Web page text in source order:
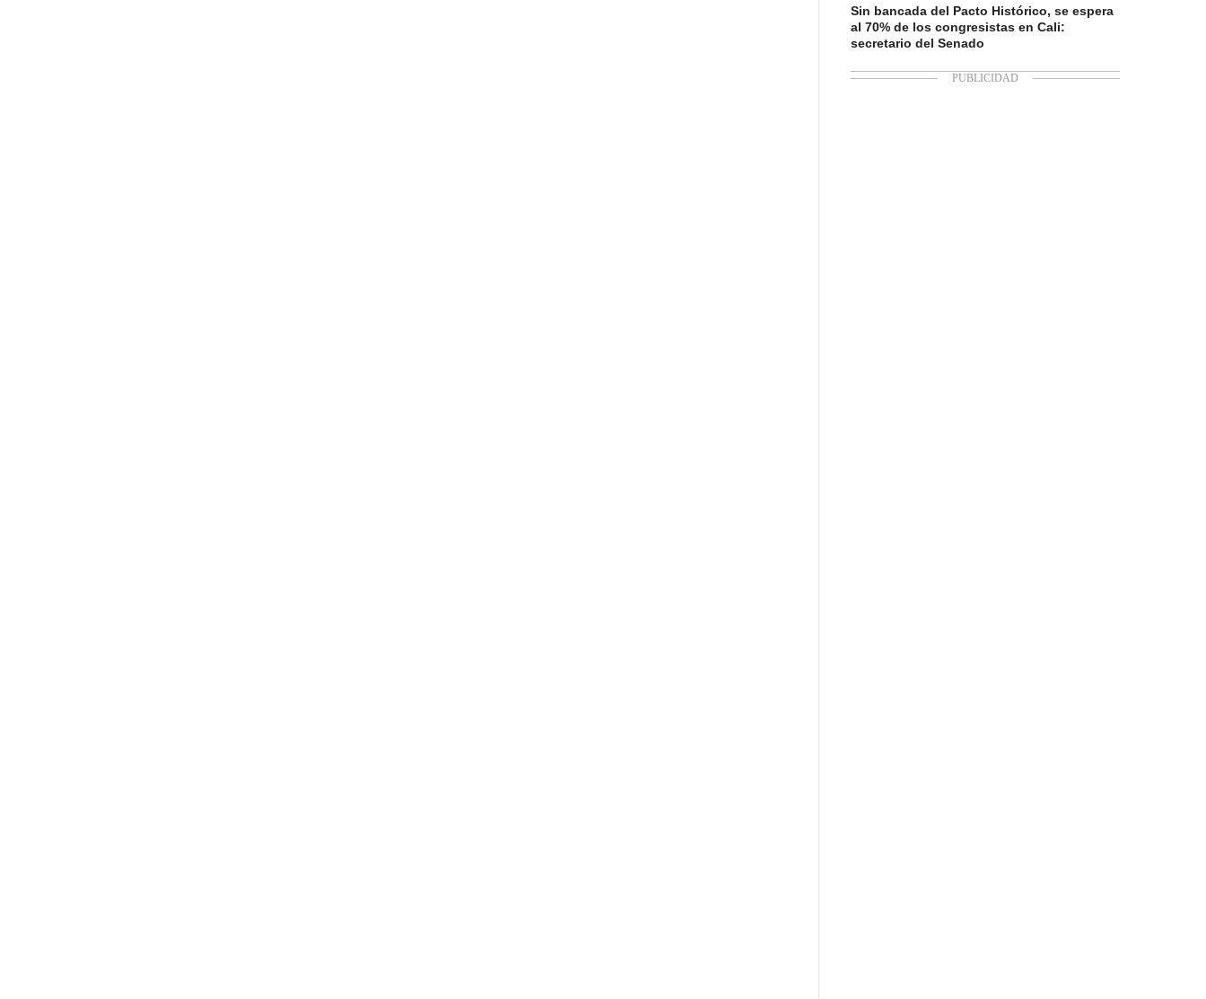
Sin bancada del Pacto Histórico, se espera
al 70% de los congresistas en Cali:
secretario del Senado